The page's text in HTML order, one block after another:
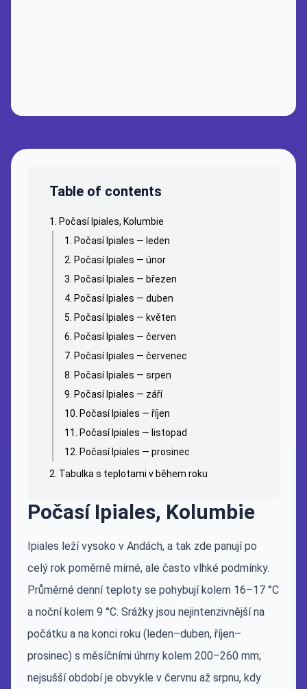
Table of contents
Počasí Ipiales, Kolumbie
Počasí Ipiales — leden
Počasí Ipiales — únor
Počasí Ipiales — březen
Počasí Ipiales — duben
Počasí Ipiales — květen
Počasí Ipiales — červen
Počasí Ipiales — červenec
Počasí Ipiales — srpen
Počasí Ipiales — září
Počasí Ipiales — říjen
Počasí Ipiales — listopad
Počasí Ipiales — prosinec
Tabulka s teplotami v během roku
Počasí Ipiales, Kolumbie
Ipiales leží vysoko v Andách, a tak zde panují po
celý rok poměrně mírné, ale často vlhké podmínky.
Průměrné denní teploty se pohybují kolem 16–17 °C
a noční kolem 9 °C. Srážky jsou nejintenzivnější na
počátku a na konci roku (leden–duben, říjen–
prosinec) s měsíčními úhrny kolem 200–260 mm;
nejsušší období je obvykle v červnu až srpnu, kdy